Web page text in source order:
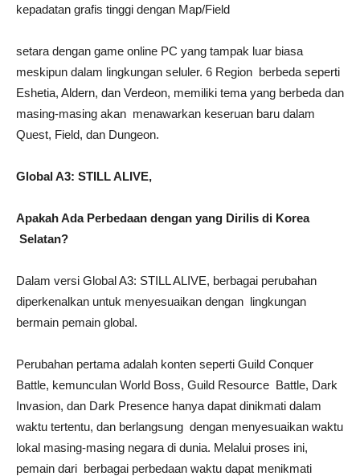
kepadatan grafis tinggi dengan Map/Field
setara dengan game online PC yang tampak luar biasa
meskipun dalam lingkungan seluler. 6 Region berbeda seperti
Eshetia, Aldern, dan Verdeon, memiliki tema yang berbeda dan
masing-masing akan menawarkan keseruan baru dalam
Quest, Field, dan Dungeon.
Global A3: STILL ALIVE,
Apakah Ada Perbedaan dengan yang Dirilis di Korea
Selatan?
Dalam versi Global A3: STILL ALIVE, berbagai perubahan
diperkenalkan untuk menyesuaikan dengan lingkungan
bermain pemain global.
Perubahan pertama adalah konten seperti Guild Conquer
Battle, kemunculan World Boss, Guild Resource Battle, Dark
Invasion, dan Dark Presence hanya dapat dinikmati dalam
waktu tertentu, dan berlangsung dengan menyesuaikan waktu
lokal masing-masing negara di dunia. Melalui proses ini,
pemain dari berbagai perbedaan waktu dapat menikmati